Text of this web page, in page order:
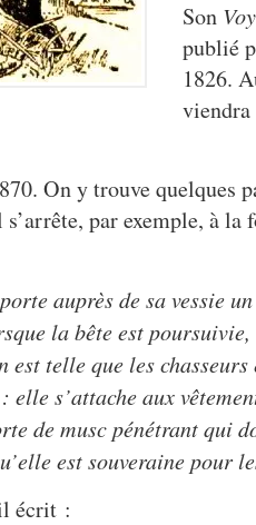
Son
publié
1826.
viendra
On y trouve quelques
par exemple, à la
auprès de sa vessie
la bête est poursuivie,
est telle que les chasseurs
s’attache aux
de musc pénétrant qui
est souveraine pour
écrit :